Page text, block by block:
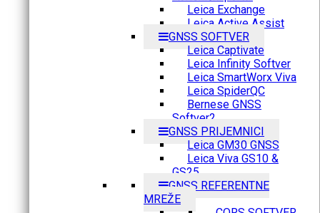
Leica Exchange
Leica Active Assist
GNSS SOFTVER
Leica Captivate
Leica Infinity Softver
Leica SmartWorx Viva
Leica SpiderQC
Bernese GNSS
Softver2
GNSS PRIJEMNICI
Leica GM30 GNSS
Leica Viva GS10 &
GS25
GNSS REFERENTNE
MREŽE